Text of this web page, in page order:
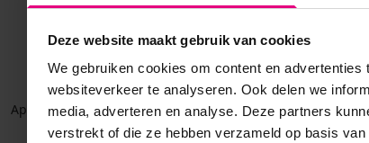
Deze website maakt gebruik van cookies
We gebruiken cookies om content en
websiteverkeer te analyseren. Ook delen we
media, adverteren en analyse. Deze partners
verstrekt of die ze hebben verzameld op basis
Application error: a client-side exception has occurred